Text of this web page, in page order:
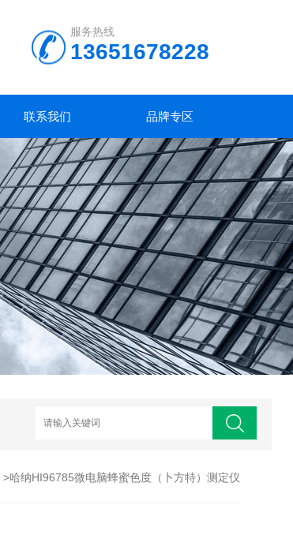
服务热线
13651678228
联系我们 品牌专区
>哈纳HI96785微电脑蜂蜜色度（卜方特）测定仪